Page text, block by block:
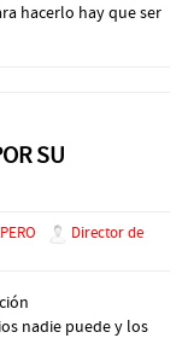
hacerlo hay que ser
SU
Director de
nadie puede y los